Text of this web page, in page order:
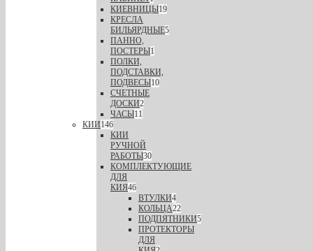
КИЕВНИЦЫ19
КРЕСЛА
БИЛЬЯРДНЫЕ5
ПАННО,
ПОСТЕРЫ1
ПОЛКИ,
ПОДСТАВКИ,
ПОДВЕСЫ10
СЧЕТНЫЕ
ДОСКИ2
ЧАСЫ11
КИИ146
КИИ
РУЧНОЙ
РАБОТЫ30
КОМПЛЕКТУЮЩИЕ
ДЛЯ
КИЯ46
ВТУЛКИ4
КОЛЬЦА22
ПОДПЯТНИКИ5
ПРОТЕКТОРЫ
ДЛЯ